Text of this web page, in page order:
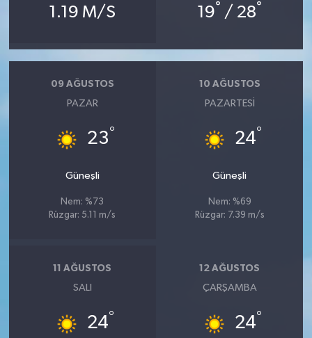
1.19 M/S 19° / 28°
09 AĞUSTOS
PAZAR
23°
Güneşli
Nem: %73
Rüzgar: 5.11 m/s
10 AĞUSTOS
PAZARTESI
24°
Güneşli
Nem: %69
Rüzgar: 7.39 m/s
11 AĞUSTOS
SALI
24°
12 AĞUSTOS
ÇARŞAMBA
24°